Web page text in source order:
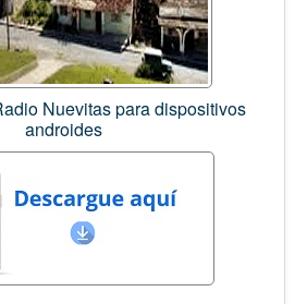
Nuevitas para dispositivos
androides